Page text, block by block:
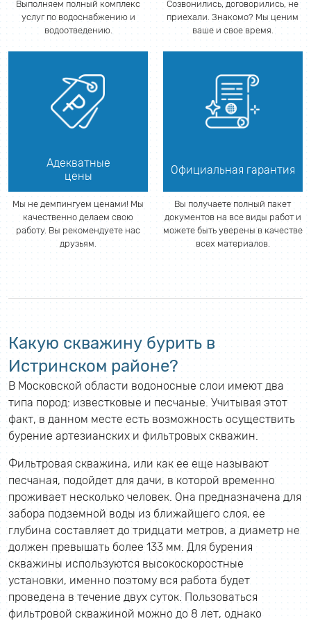
Выполняем полный комплекс
услуг по водоснабжению и
водоотведению.
Созвонились, договорились, не
приехали. Знакомо? Мы ценим
ваше и свое время.
Адекватные
цены
Мы не демпингуем ценами! Мы
качественно делаем свою
работу. Вы рекомендуете нас
друзьям.
Официальная гарантия
Вы получаете полный пакет
документов на все виды работ и
можете быть уверены в качестве
всех материалов.
Какую скважину бурить в
Истринском районе?
В Московской области водоносные слои имеют два
типа пород: известковые и песчаные. Учитывая этот
факт, в данном месте есть возможность осуществить
бурение артезианских и фильтровых скважин.
Фильтровая скважина, или как ее еще называют
песчаная, подойдет для дачи, в которой временно
проживает несколько человек. Она предназначена для
забора подземной воды из ближайшего слоя, ее
глубина составляет до тридцати метров, а диаметр не
должен превышать более 133 мм. Для бурения
скважины используются высокоскоростные
установки, именно поэтому вся работа будет
проведена в течение двух суток. Пользоваться
фильтровой скважиной можно до 8 лет, однако